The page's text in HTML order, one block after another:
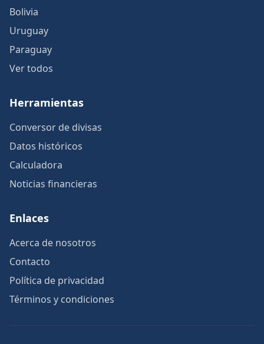
Bolivia
Uruguay
Paraguay
Ver todos
Herramientas
Conversor de divisas
Datos históricos
Calculadora
Noticias financieras
Enlaces
Acerca de nosotros
Contacto
Política de privacidad
Términos y condiciones